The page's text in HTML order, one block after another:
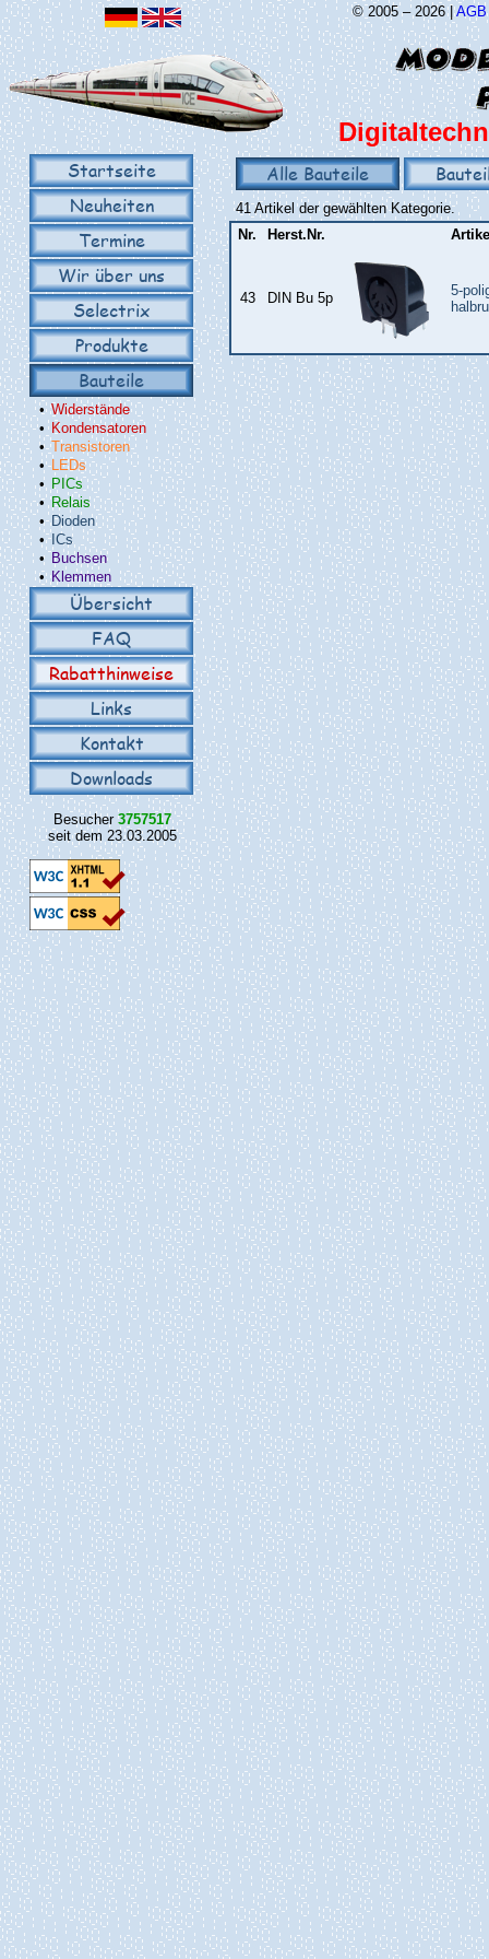
© 2005 – 2026 |AGB
Startseite
Neuheiten
Termine
Wir über uns
Selectrix
Produkte
Bauteile
• Widerstände
• Kondensatoren
•Transistoren
• LEDs
• PICs
• Relais
• Dioden
• ICs
• Buchsen
• Klemmen
Übersicht
FAQ
Rabatthinweise
Links
Kontakt
Downloads
Besucher 3757517
seit dem 23.03.2005
Alle Bauteile
41 Artikel der gewählten Kategorie.
Nr.
Herst.Nr.
43 DIN Bu 5p
5-